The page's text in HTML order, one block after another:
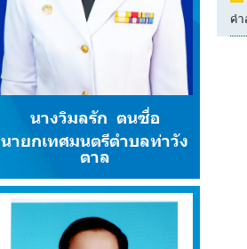
นางวิมลรัก ตนซื่อ
นายกเทศมนตรีตำบลท่าวัง
ตาล
ค